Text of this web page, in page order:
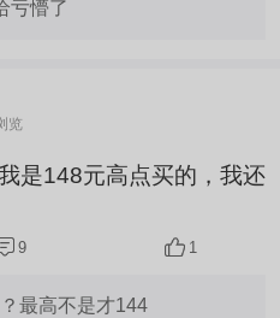
亏懵了
览
是148元高点买的，我还
9 1
最高不是才144